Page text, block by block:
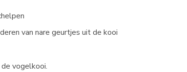
van nare geurtjes uit de kooi
vogelkooi.